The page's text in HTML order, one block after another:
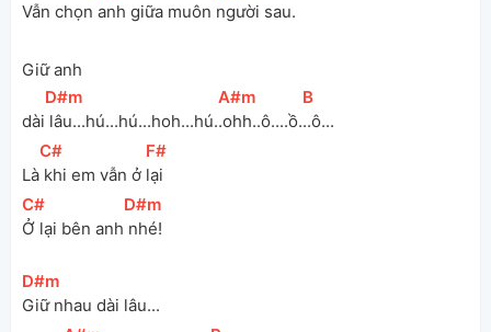
Vẫn chọn anh giữa muôn người sau.
Giữ anh
dài
[D#m
lâu...hú...hú...hoh...hú.
[
A#m
.ohh..ô....ồ.
[B
..ô...
Là
[
C#
khi em vẫn ở
[F#
lại
[
C#
Ở lại bên anh
[D#m
nhé!
[D#m
Giữ nhau dài lâu...